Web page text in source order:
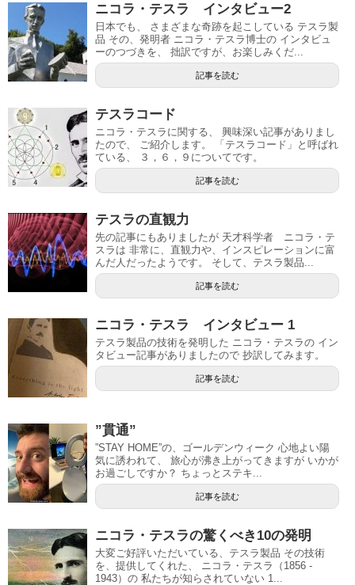
ニコラ・テスラ インタビュー2
日本でも、 さまざまな奇跡を起こしている テスラ製
品 その、発明者 ニコラ・テスラ博士の インタビュ
ーのつづきを、 拙訳ですが、お楽しみくだ...
記事を読む
テスラコード
ニコラ・テスラに関する、 興味深い記事がありまし
たので、 ご紹介します。 「テスラコード」と呼ばれ
ている、 ３，６，９についてです。
記事を読む
テスラの直観力
先の記事にもありましたが 天才科学者 ニコラ・テ
スラは 非常に、直観力や、インスピレーションに富
んだ人だったようです。 そして、テスラ製品...
記事を読む
ニコラ・テスラ インタビュー 1
テスラ製品の技術を発明した ニコラ・テスラの イン
タビュー記事がありましたので 抄訳してみます。
記事を読む
”貫通”
”STAY HOME”の、ゴールデンウィーク 心地よい陽
気に誘われて、 旅心が沸き上がってきますが いかが
お過ごしですか？ ちょっとステキ...
記事を読む
ニコラ・テスラの驚くべき10の発明
大変ご好評いただいている、テスラ製品 その技術
を、提供してくれた、 ニコラ・テスラ（1856 -
1943）の 私たちが知らされていない 1...